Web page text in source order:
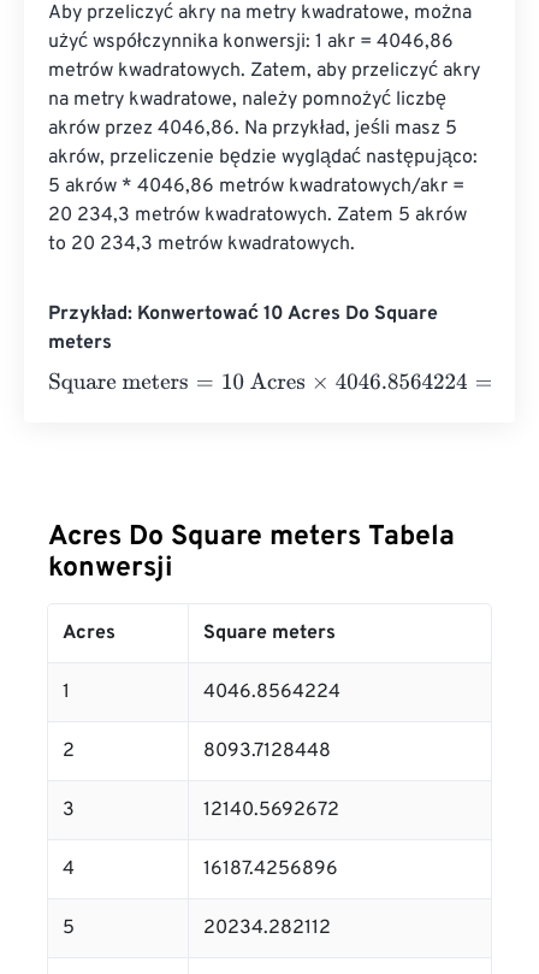
Aby przeliczyć akry na metry kwadratowe, można
użyć współczynnika konwersji: 1 akr = 4046,86
metrów kwadratowych. Zatem, aby przeliczyć akry
na metry kwadratowe, należy pomnożyć liczbę
akrów przez 4046,86. Na przykład, jeśli masz 5
akrów, przeliczenie będzie wyglądać następująco:
5 akrów * 4046,86 metrów kwadratowych/akr =
20 234,3 metrów kwadratowych. Zatem 5 akrów
to 20 234,3 metrów kwadratowych.
Przykład: Konwertować 10 Acres Do Square
meters
Square meters= 10 Acres×4046.8564224=
Acres Do Square meters Tabela
konwersji
Acres Square meters
1 4046.8564224
2 8093.7128448
3 12140.5692672
4 16187.4256896
5 20234.282112